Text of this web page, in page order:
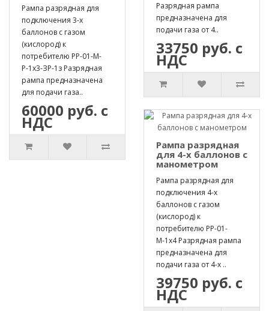
Рампа разрядная для
подключения 3-х
баллонов с газом
(кислород) к
потребителю РР-01-М-
Р-1х3-ЗР-1з Разрядная
рампа предназначена
для подачи газа..
60000 руб. с
НДС
Разрядная рампа
предназначена для
подачи газа от 4..
33750 руб. с
НДС
Рампа разрядная
для 4-х баллонов с
манометром
Рампа разрядная для
подключения 4-х
баллонов с газом
(кислород) к
потребителю РР-01-
М-1х4 Разрядная рампа
предназначена для
подачи газа от 4-х ..
39750 руб. с
НДС